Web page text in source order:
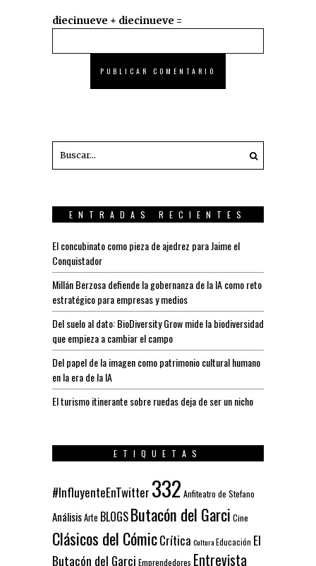
diecinueve + diecinueve =
ENTRADAS RECIENTES
El concubinato como pieza de ajedrez para Jaime el
Conquistador
Millán Berzosa defiende la gobernanza de la IA como reto
estratégico para empresas y medios
Del suelo al dato: BioDiversity Grow mide la biodiversidad
que empieza a cambiar el campo
Del papel de la imagen como patrimonio cultural humano
en la era de la IA
El turismo itinerante sobre ruedas deja de ser un nicho
ETIQUETAS
#InfluyenteEnTwitter 332 Anfiteatro de Stefano
AnálisisArte BLOGSButacón del Garci Cine
Clásicos del CómicCrítica CulturaEducación El
Butacón del Garci Emprendedores Entrevista